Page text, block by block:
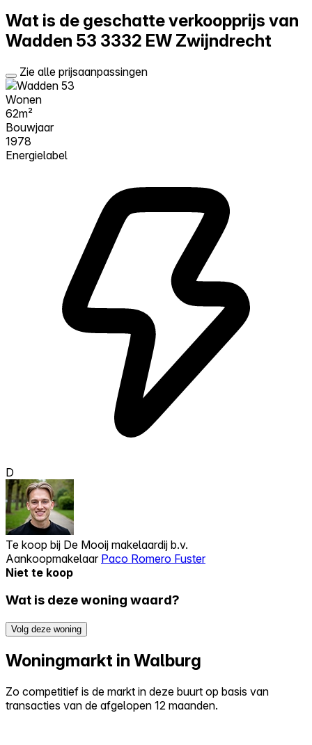
Wat is de geschatte verkoopprijs van
Wadden 53 3332 EW Zwijndrecht
Zie alle prijsaanpassingen
Wonen
62m²
Bouwjaar
1978
Energielabel
D
Te koop bij De Mooij makelaardij b.v.
Aankoopmakelaar Paco Romero Fuster
Niet te koop
Wat is deze woning waard?
Volg deze woning
Woningmarkt in Walburg
Zo competitief is de markt in deze buurt op basis van
transacties van de afgelopen 12 maanden.